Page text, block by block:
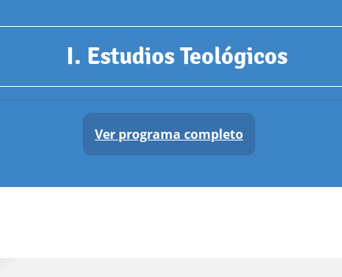
I. Estudios Teológicos
Ver programa completo